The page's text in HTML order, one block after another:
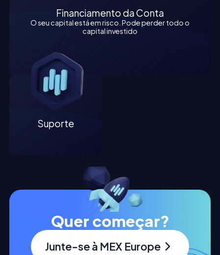
Financiamento da Conta
O seu capital está em risco. Pode perder todo o
capital investido
Suporte
Quer começar?
Junte-se à MEX Europe